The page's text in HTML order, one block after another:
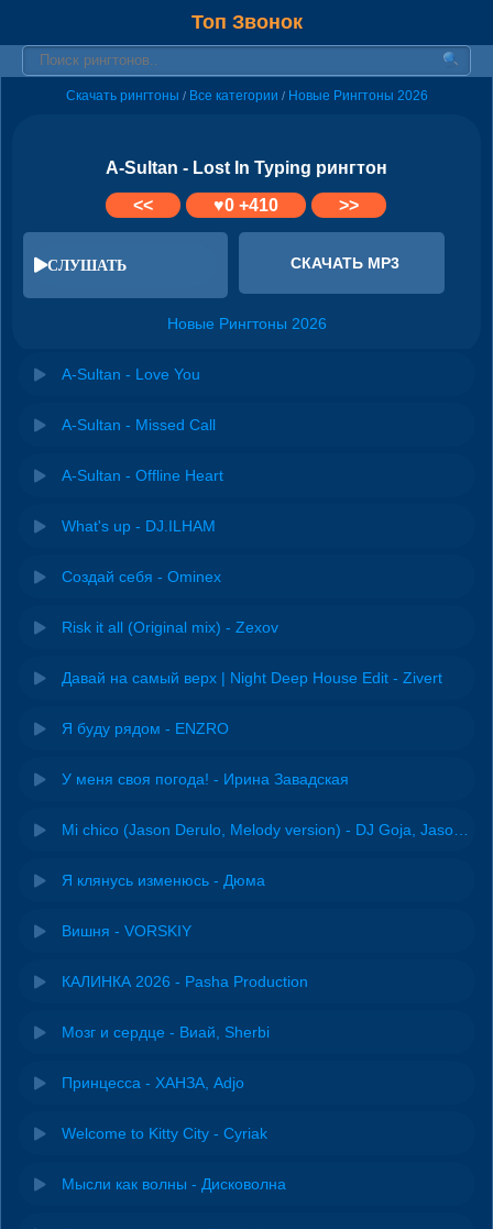
Топ Звонок
Скачать рингтоны / Все категории / Новые Рингтоны 2026
A-Sultan - Lost In Typing рингтон
<<
♥0+410 >>
СЛУШАТЬ СКАЧАТЬ MP3
Новые Рингтоны 2026
A-Sultan - Love You
A-Sultan - Missed Call
A-Sultan - Offline Heart
What's up - DJ.ILHAM
Создай себя - Ominex
Risk it all (Original mix) - Zexov
Давай на самый верх | Night Deep House Edit - Zivert
Я буду рядом - ENZRO
У меня своя погода! - Ирина Завадская
Я клянусь изменюсь - Дюма
Вишня - VORSKIY
КАЛИНКА 2026 - Pasha Production
Мозг и сердце - Виай, Sherbi
Принцесса - ХАНЗА, Adjo
Welcome to Kitty City - Cyriak
Мысли как волны - Дисковолна